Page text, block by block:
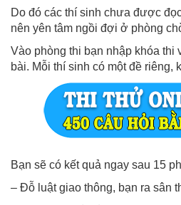
Do đó các thí sinh chưa được
nên yên tâm ngồi đợi ở phòng
Vào phòng thi bạn nhập khóa thi
bài. Mỗi thí sinh có một đề riêng,
Bạn sẽ có kết quả ngay sau 15
– Đỗ luật giao thông, bạn ra sân